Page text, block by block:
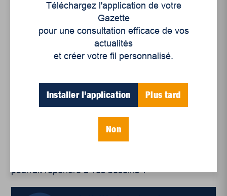
productivité et de désir, il faut l’assujettir aux
Par où commencer ?
solutions à mettre en place de façon individuelle.
Par exemple, l’UQAM propose unarbre
décisionnel et invite le citoyen à se poser des
questions telles que : « pouvez-vous supprimer le
document plutôt que l’entreposer ? », « pouvez-
pourrait répondre à vos besoins ?
Téléchargez l'application de votre
Gazette
pour une consultation efficace de vos
actualités
et créer votre fil personnalisé.
Installer l'application Plus tard
Non